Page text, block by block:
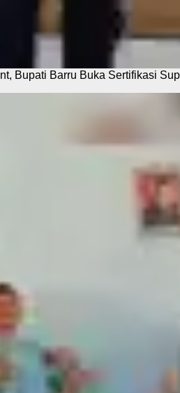
Bupati Barru Buka Sertifikasi